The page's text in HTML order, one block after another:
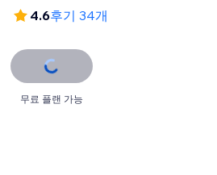
4.6후기 34개
무료 플랜 가능